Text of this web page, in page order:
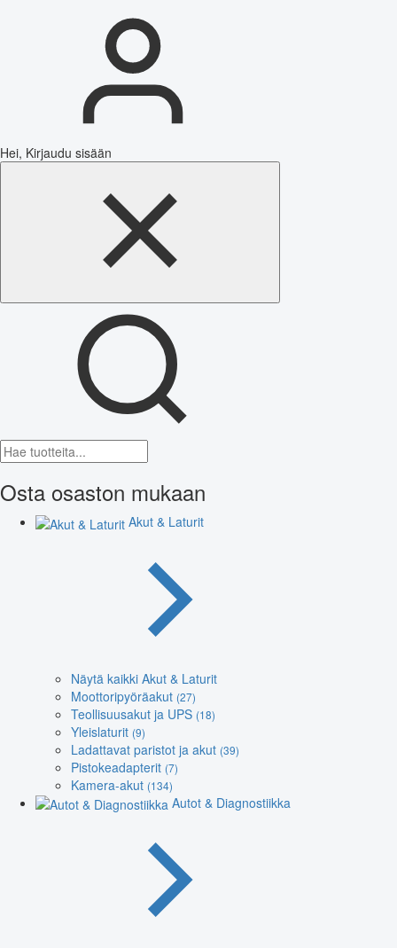
Hei, Kirjaudu sisään
Osta osaston mukaan
Akut & Laturit
Näytä kaikki Akut & Laturit
Moottoripyöräakut (27)
Teollisuusakut ja UPS (18)
Yleislaturit (9)
Ladattavat paristot ja akut (39)
Pistokeadapterit (7)
Kamera-akut (134)
Autot & Diagnostiikka